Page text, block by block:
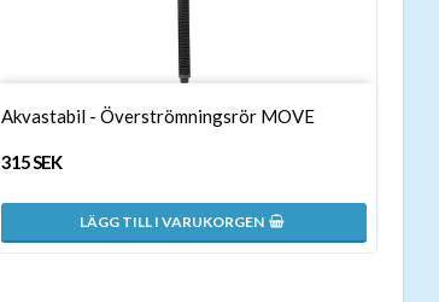
Akvastabil - Överströmningsrör MOVE
315 SEK
LÄGG TILL I VARUKORGEN